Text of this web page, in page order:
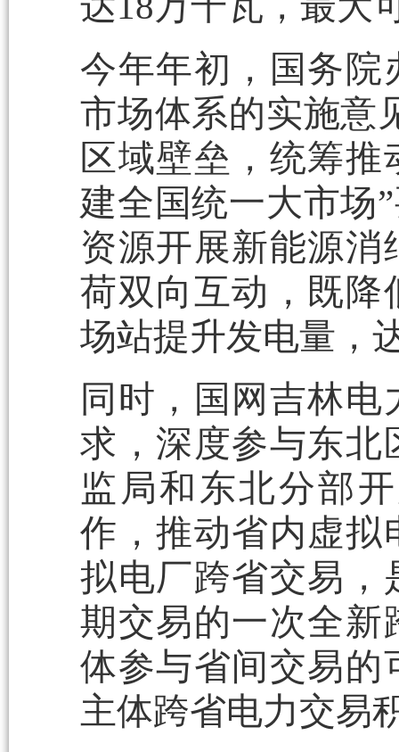
今年年初，国务院
市场体系的实施意
区域壁垒，统筹
建全国统一大市场
资源开展新能源
荷双向互动，既降
场站提升发电量，
同时，国网吉林
求，深度参与东北
监局和东北分部
作，推动省内虚拟
拟电厂跨省交易，
期交易的一次全新
体参与省间交易的
主体跨省电力交易